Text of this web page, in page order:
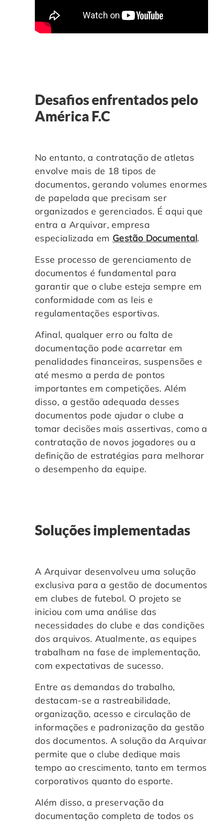
Desafios enfrentados pelo
América F.C
No entanto, a contratação de atletas
envolve mais de 18 tipos de
documentos, gerando volumes enormes
de papelada que precisam ser
organizados e gerenciados. É aqui que
entra a Arquivar, empresa
especializada em Gestão Documental.
Esse processo de gerenciamento de
documentos é fundamental para
garantir que o clube esteja sempre em
conformidade com as leis e
regulamentações esportivas.
Afinal, qualquer erro ou falta de
documentação pode acarretar em
penalidades financeiras, suspensões e
até mesmo a perda de pontos
importantes em competições. Além
disso, a gestão adequada desses
documentos pode ajudar o clube a
tomar decisões mais assertivas, como a
contratação de novos jogadores ou a
definição de estratégias para melhorar
o desempenho da equipe.
Soluções implementadas
A Arquivar desenvolveu uma solução
exclusiva para a gestão de documentos
em clubes de futebol. O projeto se
iniciou com uma análise das
necessidades do clube e das condições
dos arquivos. Atualmente, as equipes
trabalham na fase de implementação,
com expectativas de sucesso.
Entre as demandas do trabalho,
destacam-se a rastreabilidade,
organização, acesso e circulação de
informações e padronização da gestão
dos documentos. A solução da Arquivar
permite que o clube dedique mais
tempo ao crescimento, tanto em termos
corporativos quanto do esporte.
Além disso, a preservação da
documentação completa de todos os